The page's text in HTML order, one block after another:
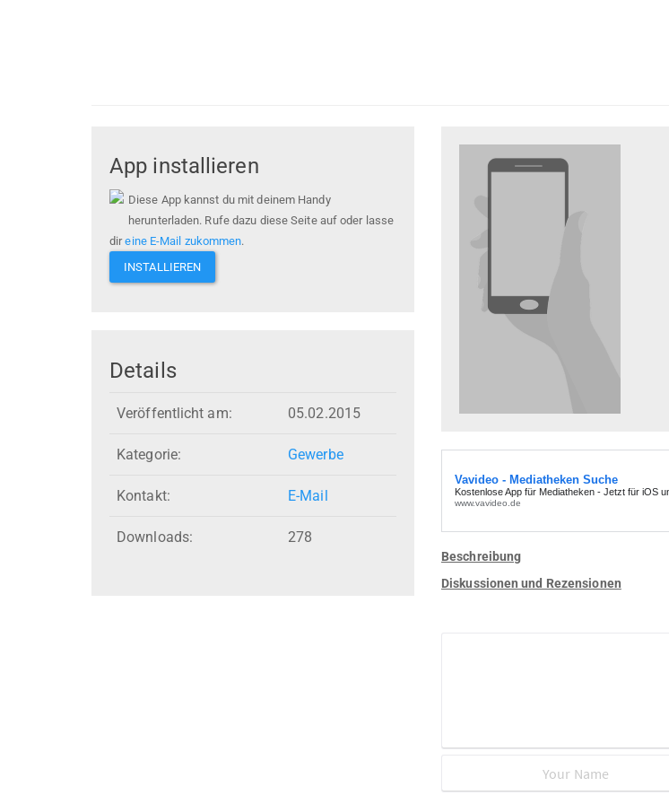
App installieren
Diese App kannst du mit deinem Handy
herunterladen. Rufe dazu diese Seite auf oder lasse
direine E-Mail zukommen.
INSTALLIEREN
Details
Veröffentlicht am: 05.02.2015
Kategorie: Gewerbe
Kontakt: E-Mail
Downloads: 278
Beschreibung
Diskussionen und Rezensionen